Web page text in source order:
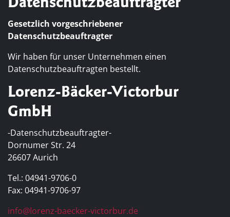
Datenschutzbeauftragter
Gesetzlich vorgeschriebener
Datenschutzbeauftragter
Wir haben für unser Unternehmen einen
Datenschutzbeauftragten bestellt.
Lorenz-Bäcker-Victorbur
GmbH
-Datenschutzbeauftragter-
Dornumer Str. 24
26607 Aurich
Tel.: 04941-9706-0
Fax: 04941-9706-97
info@lorenz-baecker-victorbur.de